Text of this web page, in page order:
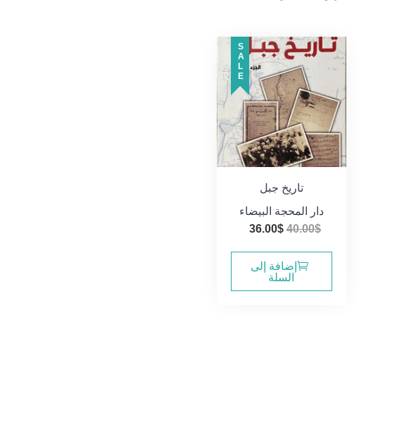
SALE
تاريخ جبل
دار المحجة البيضاء
40.00$
السعر
هو:
40.00$.
36.00$
إضافة إلى
السلة